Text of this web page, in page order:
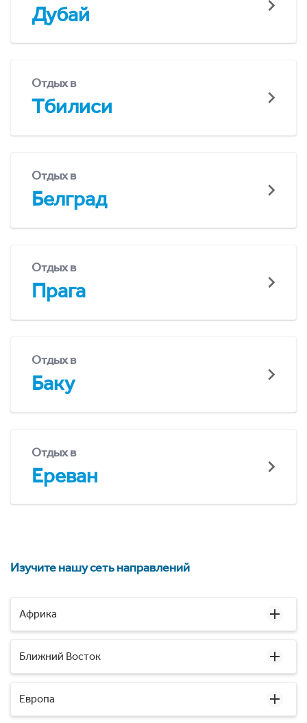
Дубай
Отдых в
Тбилиси
Отдых в
Белград
Отдых в
Прага
Отдых в
Баку
Отдых в
Ереван
Изучите нашу сеть направлений
Африка
Ближний Восток
Европа